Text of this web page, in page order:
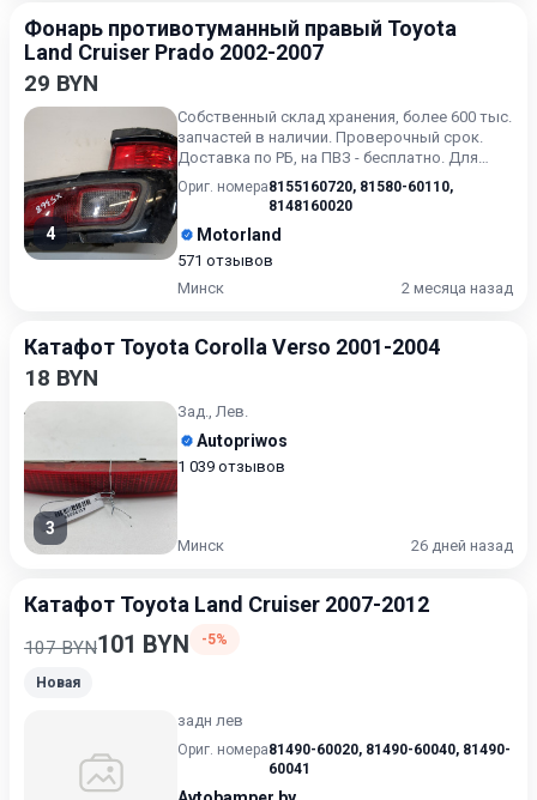
Фонарь противотуманный правый Toyota
Land Cruiser Prado 2002-2007
29 BYN
4
Собственный склад хранения, более 600 тыс.
запчастей в наличии. Проверочный срок.
Доставка по РБ, на ПВЗ - бесплатно. Для
получения актуальн...
Ориг. номера8155160720, 81580-60110,
8148160020
Motorland
571 отзывов
Минск
2 месяца назад
Катафот Toyota Corolla Verso 2001-2004
18 BYN
3
Зад., Лев.
Autopriwos
1 039 отзывов
Минск 26 дней назад
Катафот Toyota Land Cruiser 2007-2012
107 BYN101 BYN -5%
Новая
задн лев
Ориг. номера81490-60020, 81490-60040, 81490-
60041